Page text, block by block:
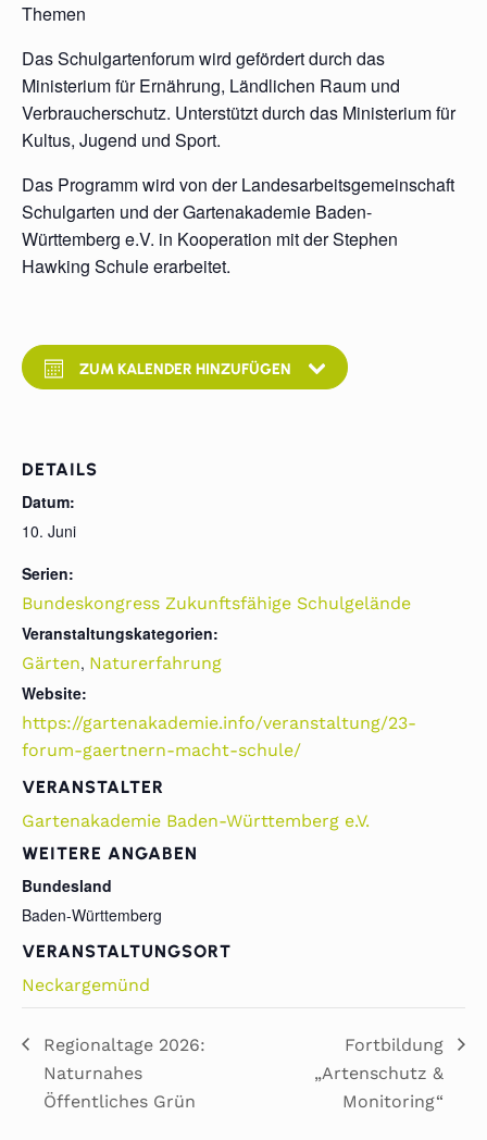
Themen
Das Schulgartenforum wird gefördert durch das
Ministerium für Ernährung, Ländlichen Raum und
Verbraucherschutz. Unterstützt durch das Ministerium für
Kultus, Jugend und Sport.
Das Programm wird von der Landesarbeitsgemeinschaft
Schulgarten und der Gartenakademie Baden-
Württemberg e.V. in Kooperation mit der Stephen
Hawking Schule erarbeitet.
ZUM KALENDER HINZUFÜGEN
DETAILS
Datum:
10. Juni
Serien:
Bundeskongress Zukunftsfähige Schulgelände
Veranstaltungskategorien:
Gärten, Naturerfahrung
Website:
https://gartenakademie.info/veranstaltung/23-
forum-gaertnern-macht-schule/
VERANSTALTUNGSORT
Neckargemünd
VERANSTALTER
Gartenakademie Baden-Württemberg e.V.
WEITERE ANGABEN
Bundesland
Baden-Württemberg
Regionaltage 2026:
Naturnahes
Öffentliches Grün
Fortbildung
„Artenschutz &
Monitoring“